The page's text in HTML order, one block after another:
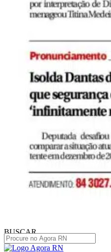
BUSCAR